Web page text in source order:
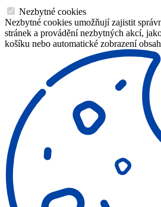
Nezbytné cookies
Nezbytné cookies umožňují zajistit
stránek a provádění nezbytných akcí,
košíku nebo automatické zobrazení